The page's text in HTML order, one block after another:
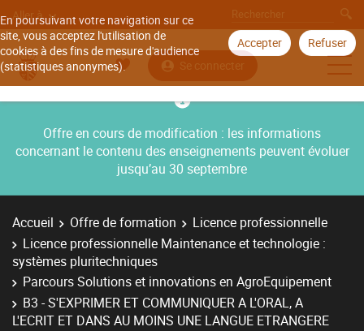
En poursuivant votre navigation sur ce
site, vous acceptez l'utilisation de
cookies à des fins de mesure d'audience
(statistiques anonymes).
Accepter Refuser
Aller à
Se connecter
Offre en cours de modification : les informations
concernant le contenu des enseignements peuvent évoluer
jusqu’au 30 septembre
Accueil Offre de formation
Licence professionnelle
Licence professionnelle Maintenance et technologie :
systèmes pluritechniques
Parcours Solutions et innovations en AgroEquipement
B3 - S'EXPRIMER ET COMMUNIQUER A L'ORAL, A
L'ECRIT ET DANS AU MOINS UNE LANGUE ETRANGERE